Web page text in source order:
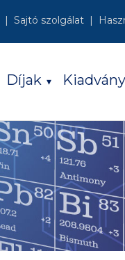
Sajtó szolgálat
Keresés:
Díjak